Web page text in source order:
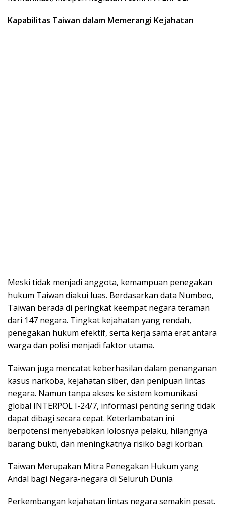
Kapabilitas Taiwan dalam Memerangi Kejahatan
Meski tidak menjadi anggota, kemampuan penegakan
hukum Taiwan diakui luas. Berdasarkan data Numbeo,
Taiwan berada di peringkat keempat negara teraman
dari 147 negara. Tingkat kejahatan yang rendah,
penegakan hukum efektif, serta kerja sama erat antara
warga dan polisi menjadi faktor utama.
Taiwan juga mencatat keberhasilan dalam penanganan
kasus narkoba, kejahatan siber, dan penipuan lintas
negara. Namun tanpa akses ke sistem komunikasi
global INTERPOL I-24/7, informasi penting sering tidak
dapat dibagi secara cepat. Keterlambatan ini
berpotensi menyebabkan lolosnya pelaku, hilangnya
barang bukti, dan meningkatnya risiko bagi korban.
Taiwan Merupakan Mitra Penegakan Hukum yang
Andal bagi Negara-negara di Seluruh Dunia
Perkembangan kejahatan lintas negara semakin pesat.